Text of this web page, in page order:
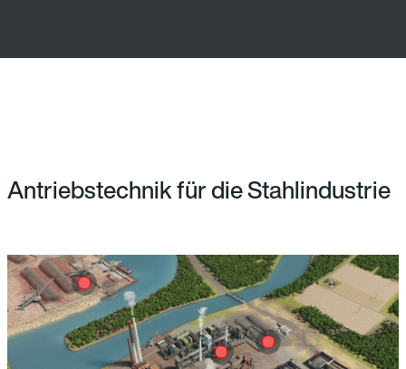
Antriebstechnik für die Stahlindustrie